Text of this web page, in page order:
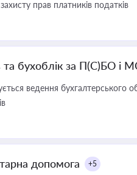
прав платників податків
та бухоблік за П(С)БО і
ведення бухгалтерського
допомога +5